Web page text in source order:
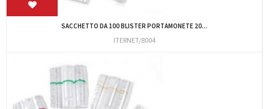
SACCHETTO DA 100 BLISTER PORTAMONETE 20...
ITERNET/8004